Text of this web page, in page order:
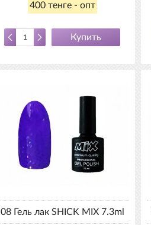
400 тенге - опт
Купить
08 Гель лак SHICK MIX 7.3ml